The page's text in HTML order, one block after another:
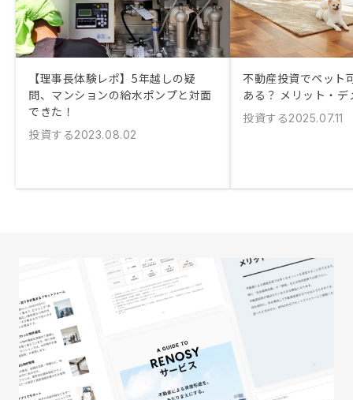
【理事長体験レポ】5年越しの疑
問、マンションの給水ポンプと対面
できた！
投資する2023.08.02
不動産投資でペット
ある？ メリット・
投資する2025.07.11